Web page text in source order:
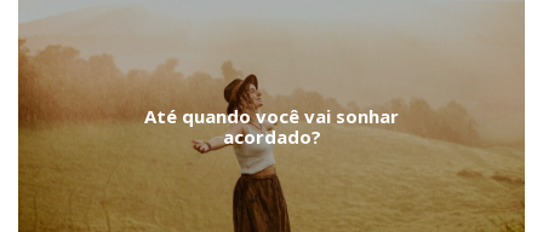
Até quando você vai sonhar
acordado?